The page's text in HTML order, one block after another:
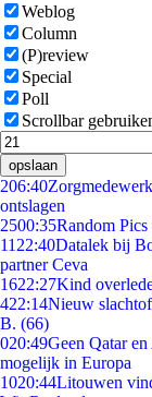
Weblog
Column
(P)review
Special
Poll
Scrollbar
opslaan
206:40
ontslagen
2500:35Random
11 22:40Datalek bij
partner Ceva
1622:27Kind
422:14Nieuw
B. (66)
020:49Geen Qatar
mogelijk in Europa
1020:44Litouwen